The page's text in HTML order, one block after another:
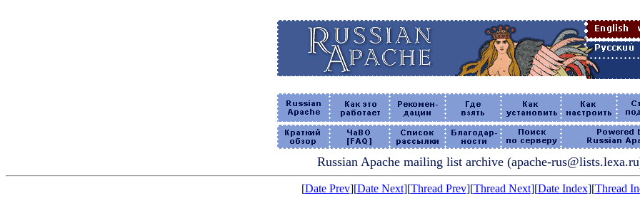
Russian Apache mailing list archive (apache-
[Date Prev][Date Next][Thread Prev][Thread Next][Date Index][Thread